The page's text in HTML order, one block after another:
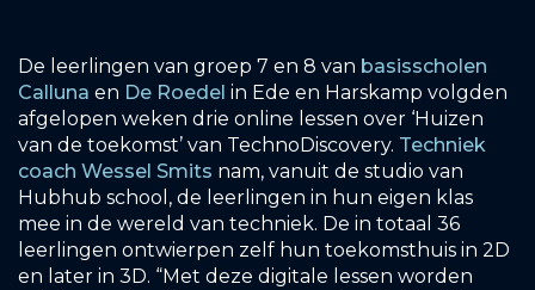
De leerlingen van groep 7 en 8 van basisscholen
Calluna en De Roedel in Ede en Harskamp volgden
afgelopen weken drie online lessen over ‘Huizen
van de toekomst’ van TechnoDiscovery. Techniek
coach Wessel Smits nam, vanuit de studio van
Hubhub school, de leerlingen in hun eigen klas
mee in de wereld van techniek. De in totaal 36
leerlingen ontwierpen zelf hun toekomsthuis in 2D
en later in 3D. “Met deze digitale lessen worden